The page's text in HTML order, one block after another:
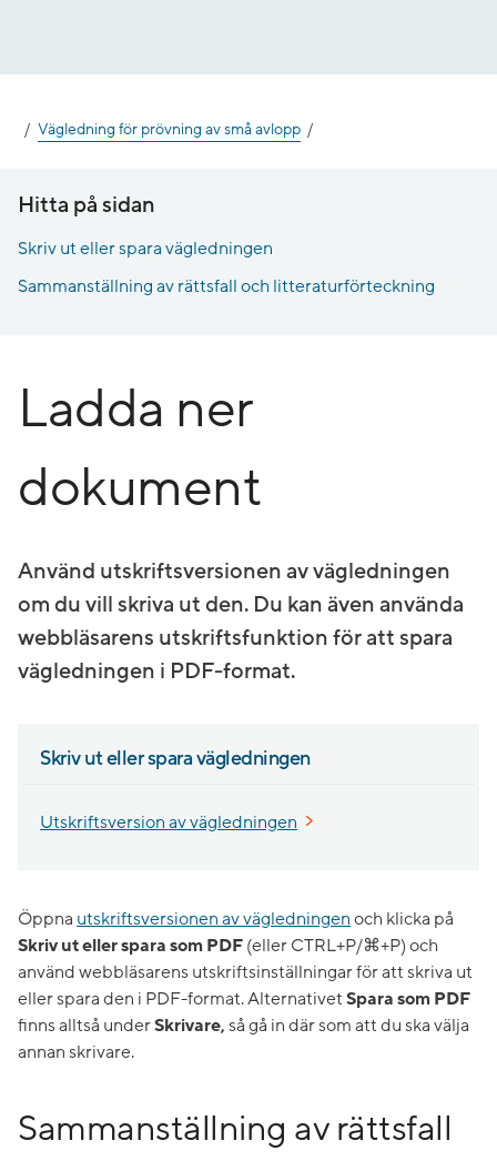
Vägledning för prövning av små avlopp
Hitta på sidan
Skriv ut eller spara vägledningen
Sammanställning av rättsfall och litteraturförteckning
Ladda ner
dokument
Använd utskriftsversionen av vägledningen
om du vill skriva ut den. Du kan även använda
webbläsarens utskriftsfunktion för att spara
vägledningen i PDF-format.
Skriv ut eller spara vägledningen
Utskriftsversion av vägledningen
Öppna utskriftsversionen av vägledningen och klicka på
Skriv ut eller spara som PDF (eller CTRL+P/⌘+P) och
använd webbläsarens utskriftsinställningar för att skriva ut
eller spara den i PDF-format. Alternativet Spara som PDF
finns alltså underSkrivare, så gå in där som att du ska välja
annan skrivare.
Sammanställning av rättsfall